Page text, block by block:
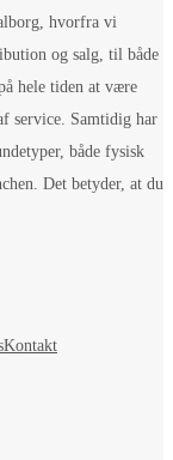
hvorfra vi
og salg, til både
hele tiden at være
service. Samtidig har
både fysisk
Det betyder, at du
Kontakt